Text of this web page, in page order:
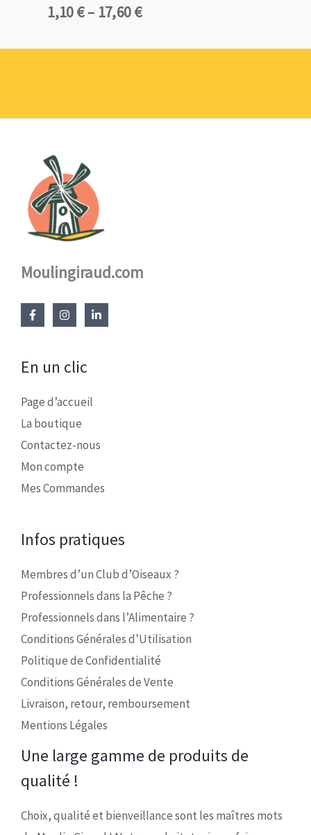
1,10€– 17,60€
Plage
prix :
Moulingiraud.com
En un clic
Page d’accueil
La boutique
Contactez-nous
Mon compte
Mes Commandes
Infos pratiques
Membres d’un Club d’Oiseaux ?
Professionnels dans la Pêche ?
Professionnels dans l’Alimentaire ?
Conditions Générales d’Utilisation
Politique de Confidentialité
Conditions Générales de Vente
Livraison, retour, remboursement
Mentions Légales
Une large gamme de produits de
qualité !
Choix, qualité et bienveillance sont les maîtres mots